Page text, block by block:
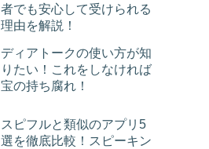
者でも安心して受けられる
理由を解説！
ディアトークの使い方が知
りたい！これをしなければ
宝の持ち腐れ！
スピフルと類似のアプリ5
選を徹底比較！スピーキン